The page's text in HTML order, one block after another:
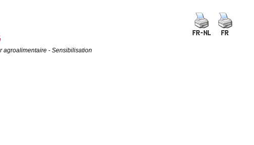
agroalimentaire - Sensibilisation